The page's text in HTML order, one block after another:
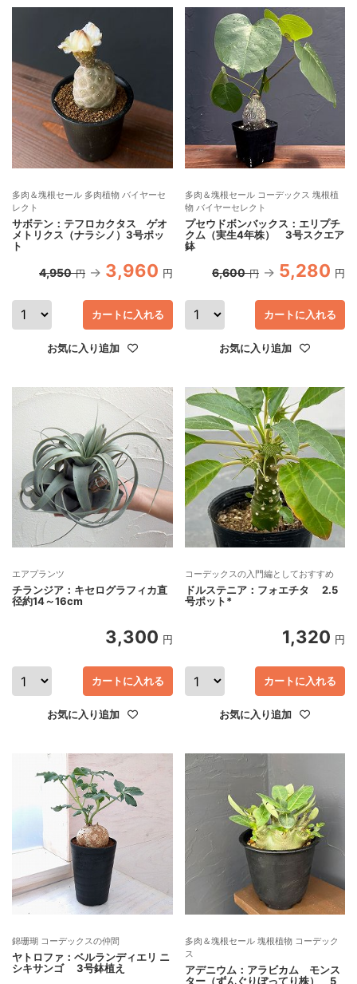
多肉＆塊根セール 多肉植物 バイヤーセ
レクト
サボテン：テフロカクタス ゲオ
メトリクス（ナラシノ）3号ポッ
ト
4,950 円 3,960 円
お気に入り追加
カートに入れる
多肉＆塊根セール コーデックス 塊根植
物 バイヤーセレクト
プセウドボンバックス：エリプチ
クム（実生4年株） 3号スクエア
鉢
6,600 円 5,280 円
お気に入り追加
カートに入れる
エアプランツ
チランジア：キセログラフィカ直
径約14～16cm
3,300 円
お気に入り追加
カートに入れる
コーデックスの入門編としておすすめ
ドルステニア：フォエチタ 2.5
号ポット*
1,320 円
お気に入り追加
カートに入れる
錦珊瑚 コーデックスの仲間
ヤトロファ：ベルランディエリ ニ
シキサンゴ 3号鉢植え
多肉＆塊根セール 塊根植物 コーデック
ス
アデニウム：アラビカム モンス
ター（ずんぐりぼってり株） 5